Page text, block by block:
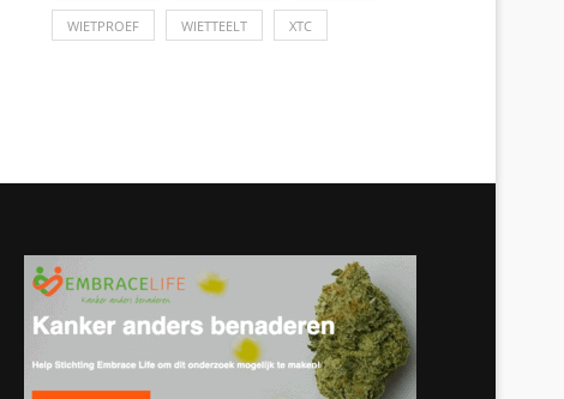
WIETPROEF WIETTEELT XTC